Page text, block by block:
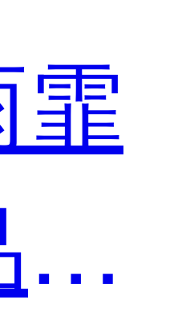
产品经理